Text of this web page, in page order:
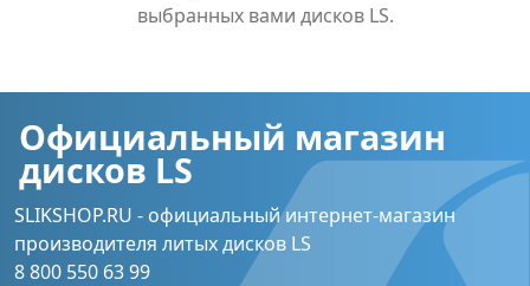
выбранных вами дисков LS.
Официальный магазин
дисков LS
SLIKSHOP.RU - официальный интернет-магазин
производителя литых дисков LS
8 800 550 63 99